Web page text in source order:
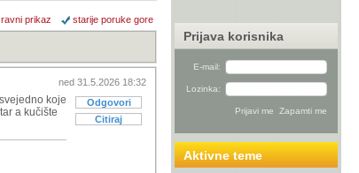
ravni prikaz starije poruke gore
ned 31.5.2026 18:32
Odgovori
Citiraj
koje
a kučište
Prijava korisnika
E-mail:
Lozinka:
Aktivne teme